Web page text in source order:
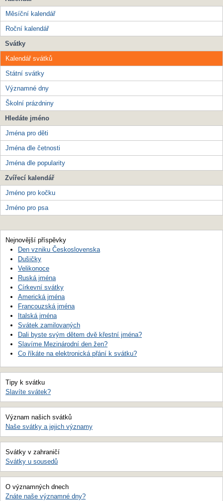
Měsíční kalendář
Roční kalendář
Svátky
Kalendář svátků
Státní svátky
Významné dny
Školní prázdniny
Hledáte jméno
Jména pro děti
Jména dle četnosti
Jména dle popularity
Zvířecí kalendář
Jméno pro kočku
Jméno pro psa
Nejnovější příspěvky
Den vzniku Československa
Dušičky
Velikonoce
Ruská jména
Církevní svátky
Americká jména
Francouzská jména
Italská jména
Svátek zamilovaných
Dali byste svým dětem dvě křestní jména?
Slavíme Mezinárodní den žen?
Co říkáte na elektronická přání k svátku?
Tipy k svátku
Slavíte svátek?
Význam našich svátků
Naše svátky a jejich významy
Svátky v zahraničí
Svátky u sousedů
O významných dnech
Znáte naše významné dny?